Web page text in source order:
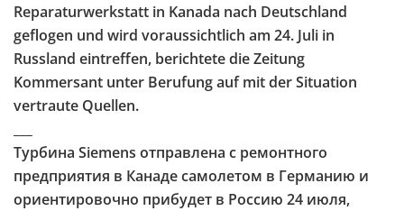
Reparaturwerkstatt in Kanada nach Deutschland
geflogen und wird voraussichtlich am 24. Juli in
Russland eintreffen, berichtete die Zeitung
Kommersant unter Berufung auf mit der Situation
vertraute Quellen.
Турбина Siemens отправлена с ремонтного
предприятия в Канаде самолетом в Германию и
ориентировочно прибудет в Россию 24 июля,